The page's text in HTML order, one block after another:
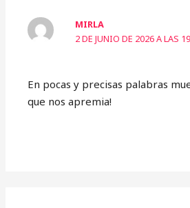
MIRLA
2 DE JUNIO DE 2026 A LAS
En pocas y precisas palabras
que nos apremia!